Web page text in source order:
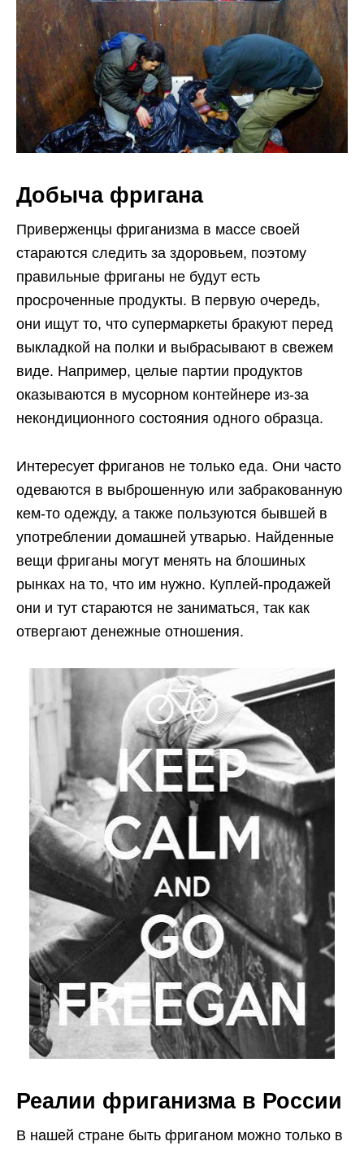
Добыча фригана
Приверженцы фриганизма в массе своей
стараются следить за здоровьем, поэтому
правильные фриганы не будут есть
просроченные продукты. В первую очередь,
они ищут то, что супермаркеты бракуют перед
выкладкой на полки и выбрасывают в свежем
виде. Например, целые партии продуктов
оказываются в мусорном контейнере из-за
некондиционного состояния одного образца.
Интересует фриганов не только еда. Они часто
одеваются в выброшенную или забракованную
кем-то одежду, а также пользуются бывшей в
употреблении домашней утварью. Найденные
вещи фриганы могут менять на блошиных
рынках на то, что им нужно. Куплей-продажей
они и тут стараются не заниматься, так как
отвергают денежные отношения.
Реалии фриганизма в России
В нашей стране быть фриганом можно только в